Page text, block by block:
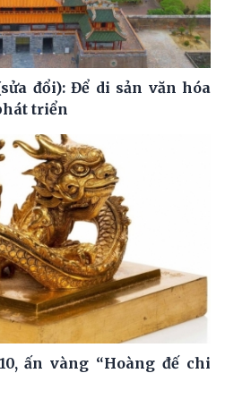
đổi): Để di sản văn hóa
triển
ấn vàng “Hoàng đế chi